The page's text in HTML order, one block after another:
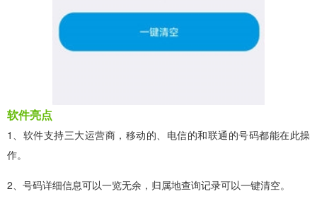
软件亮点
1、软件支持三大运营商，移动的、电信的和联通的号码都能在此操
作。
2、号码详细信息可以一览无余，归属地查询记录可以一键清空。